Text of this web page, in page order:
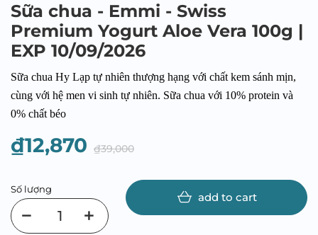
Sữa chua - Emmi - Swiss
Premium Yogurt Aloe Vera 100g |
EXP 10/09/2026
Sữa chua Hy Lạp tự nhiên thượng hạng với chất kem sánh mịn,
cùng với hệ men vi sinh tự nhiên. Sữa chua với 10% protein và
0% chất béo
₫12,870 ₫39,000
Số lượng
add to cart